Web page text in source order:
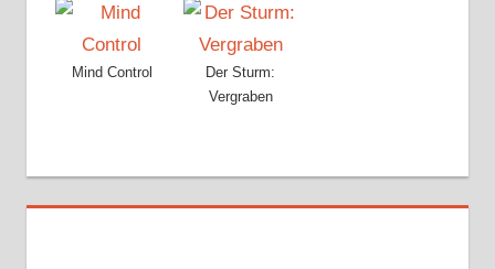
Mind Control
Der Sturm:
Vergraben